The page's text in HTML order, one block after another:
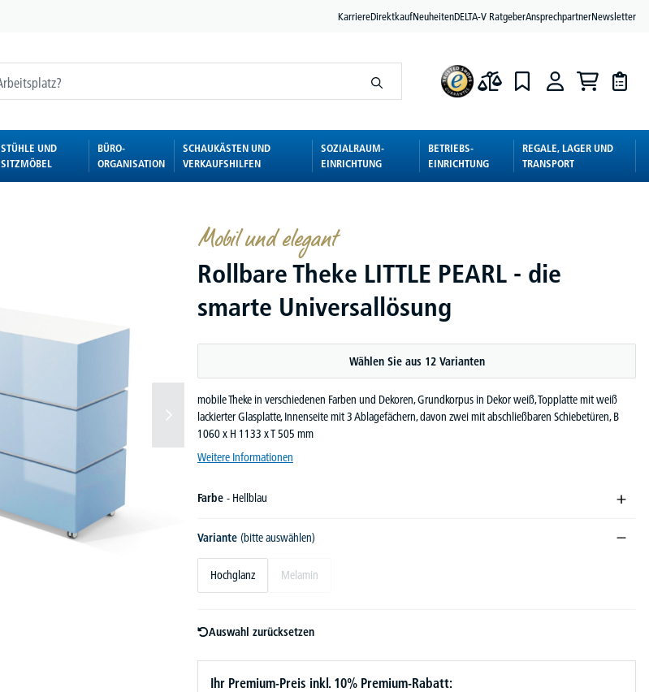
KarriereDirektkaufNeuheitenDELTA-V RatgeberAnsprechpartnerNewsletter
STÜHLE UND
SITZMÖBEL
BÜRO-
ORGANISATION
SCHAUKÄSTEN UND
VERKAUFSHILFEN
SOZIALRAUM-
EINRICHTUNG
BETRIEBS-
EINRICHTUNG
REGALE, LAGER UND
TRANSPORT
Mobil und elegant
Rollbare Theke LITTLE PEARL - die
smarte Universallösung
Wählen Sie aus 12 Varianten
mobile Theke in verschiedenen Farben und Dekoren, Grundkorpus in Dekor weiß, Topplatte mit weiß
lackierter Glasplatte, Innenseite mit 3 Ablagefächern, davon zwei mit abschließbaren Schiebetüren, B
1060 x H 1133 x T 505 mm
Weitere Informationen
Farbe - Hellblau
Variante (bitte auswählen)
Hochglanz Melamin
Auswahl zurücksetzen
Ihr Premium-Preis inkl. 10% Premium-Rabatt: